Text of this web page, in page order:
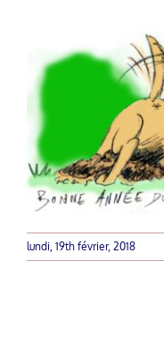
lundi, 19th février, 2018